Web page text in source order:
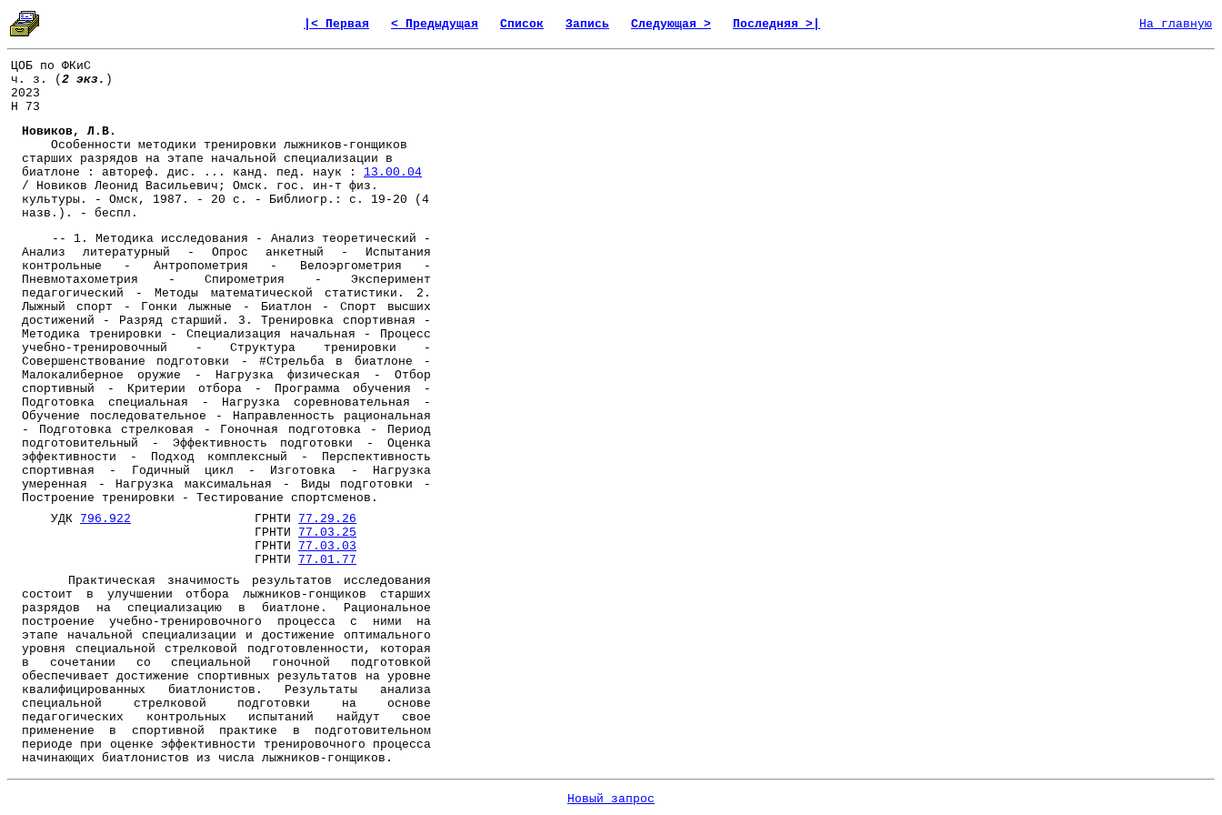
|< Первая < Предыдущая Список Запись Следующая > Последняя >| На главную
ЦОБ по ФКиС
ч. з. ( 2 экз. )
2023
Н 73
Новиков, Л.В.
Особенности методики тренировки лыжников-гонщиков
старших разрядов на этапе начальной специализации в
биатлоне : автореф. дис. ... канд. пед. наук : 13.00.04
/ Новиков Леонид Васильевич; Омск. гос. ин-т физ.
культуры. - Омск, 1987. - 20 с. - Библиогр.: с. 19-20 (4
назв.). - беспл.
-- 1. Методика исследования - Анализ теоретический -
Анализ литературный - Опрос анкетный - Испытания
контрольные - Антропометрия - Велоэргометрия -
Пневмотахометрия - Спирометрия - Эксперимент
педагогический - Методы математической статистики. 2.
Лыжный спорт - Гонки лыжные - Биатлон - Спорт высших
достижений - Разряд старший. 3. Тренировка спортивная -
Методика тренировки - Специализация начальная - Процесс
учебно-тренировочный - Структура тренировки -
Совершенствование подготовки - #Стрельба в биатлоне -
Малокалиберное оружие - Нагрузка физическая - Отбор
спортивный - Критерии отбора - Программа обучения -
Подготовка специальная - Нагрузка соревновательная -
Обучение последовательное - Направленность рациональная
- Подготовка стрелковая - Гоночная подготовка - Период
подготовительный - Эффективность подготовки - Оценка
эффективности - Подход комплексный - Перспективность
спортивная - Годичный цикл - Изготовка - Нагрузка
умеренная - Нагрузка максимальная - Виды подготовки -
Построение тренировки - Тестирование спортсменов.
УДК 796.922 ГРНТИ 77.29.26
ГРНТИ 77.03.25
ГРНТИ 77.03.03
ГРНТИ 77.01.77
Практическая значимость результатов исследования
состоит в улучшении отбора лыжников-гонщиков старших
разрядов на специализацию в биатлоне. Рациональное
построение учебно-тренировочного процесса с ними на
этапе начальной специализации и достижение оптимального
уровня специальной стрелковой подготовленности, которая
в сочетании со специальной гоночной подготовкой
обеспечивает достижение спортивных результатов на уровне
квалифицированных биатлонистов. Результаты анализа
специальной стрелковой подготовки на основе
педагогических контрольных испытаний найдут свое
применение в спортивной практике в подготовительном
периоде при оценке эффективности тренировочного процесса
начинающих биатлонистов из числа лыжников-гонщиков.
Новый запрос